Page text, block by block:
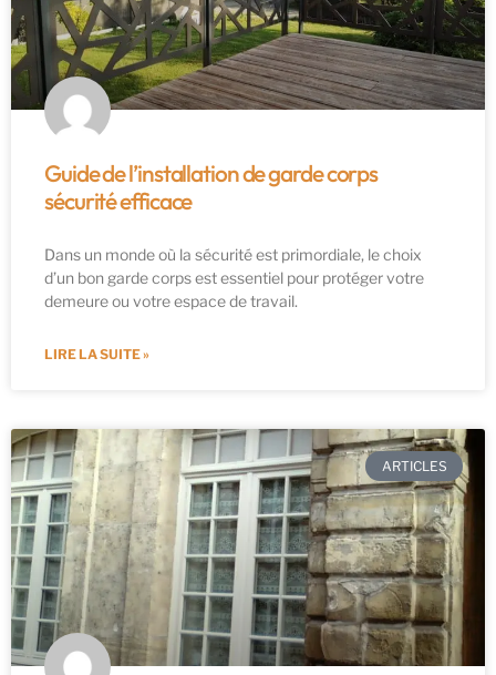
Guide de l’installation de garde corps
sécurité efficace
Dans un monde où la sécurité est primordiale, le choix
d’un bon garde corps est essentiel pour protéger votre
demeure ou votre espace de travail.
LIRE LA SUITE »
ARTICLES